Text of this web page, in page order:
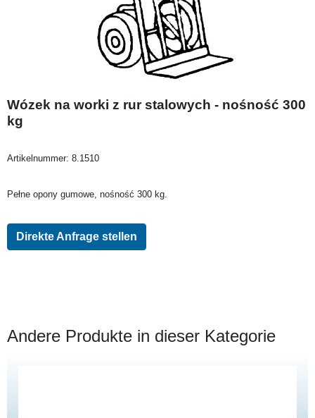
Wózek na worki z rur stalowych - nośność 300
kg
Artikelnummer: 8.1510
Pełne opony gumowe, nośność 300 kg.
Direkte Anfrage stellen
Andere Produkte in dieser Kategorie